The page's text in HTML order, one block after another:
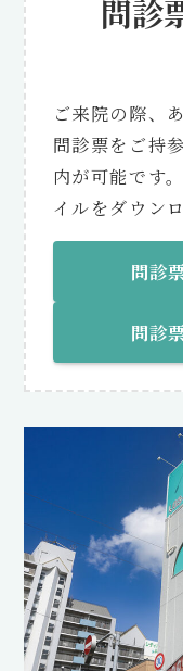
問診
ご来院の際、
問診票をご持
内が可能です
イルをダウン
問診
問診